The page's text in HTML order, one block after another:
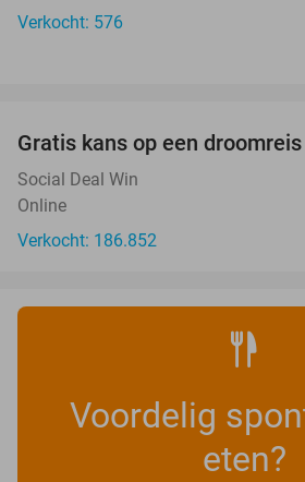
Verkocht: 576
Gratis kans op een
Social Deal Win
Online
Verkocht: 186.852
Voordelig
eten?